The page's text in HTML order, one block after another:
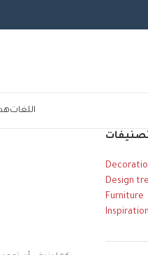
اللغات
Design
Furniture
Inspiration